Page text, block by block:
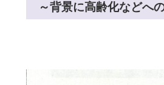
～背景に高齢化などへ